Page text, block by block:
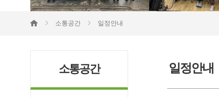
소통공간 일정안내
소통공간 일정안내